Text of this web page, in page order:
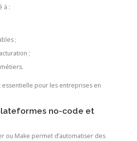
à :
;
;
pour les entreprises en
no-code et
ou Make permet d’automatiser des